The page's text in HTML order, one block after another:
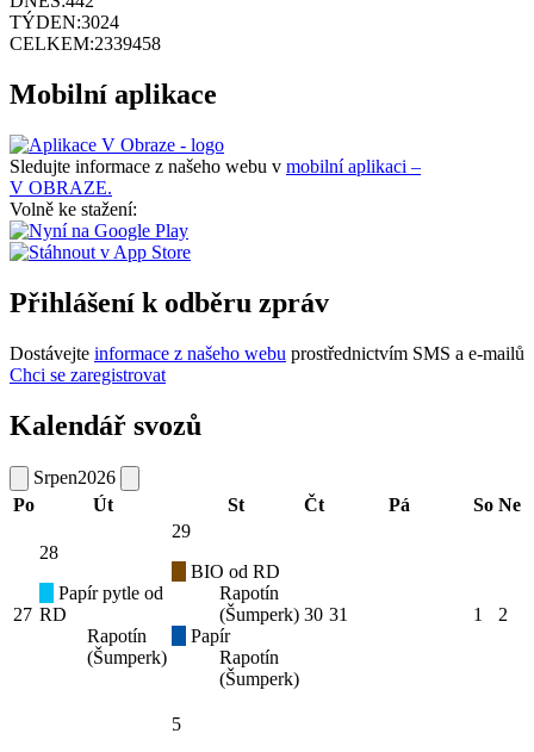
TÝDEN:3024
CELKEM:2339458
Mobilní aplikace
Sledujte informace z našeho webu v mobilní aplikaci –
V OBRAZE.
Volně ke stažení:
Přihlášení k odběru zpráv
Dostávejte informace z našeho webu prostřednictvím SMS a e-mailů
Chci se zaregistrovat
Kalendář svozů
Srpen2026
Po
Út St Čt Pá So Ne
27
28
Papír pytle od
RD
Rapotín
(Šumperk)
29
BIO od RD
Rapotín
(Šumperk)
Papír
Rapotín
(Šumperk)
30 31 1 2
5